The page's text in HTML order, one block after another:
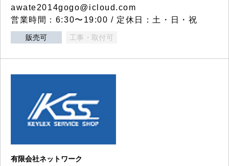
awate2014gogo@icloud.com
営業時間：6:30〜19:00 / 定休日：土・日・祝
販売可 工事・取付可
有限会社ネットワーク